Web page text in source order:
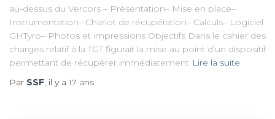
au-dessus du Vercors – Présentation– Mise en place–
Instrumentation– Chariot de récupération– Calculs– Logiciel
GHTyro– Photos et impressions Objectifs Dans le cahier des
charges relatif à la TGT figurait la mise au point d’un dispositif
permettant de récupérer immédiatement Lire la suite
Par SSF , il y a17 ans